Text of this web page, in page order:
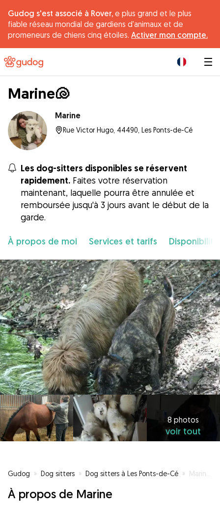
Gudog s'est associé à Rover, e plus grand et le plus
fiable réseau mondial de gardiens d'animaux et de
promeneurs de chiens cinq étoiles. Activer mon compte.
Marine🐚
Marine
Rue Victor Hugo, 44490, Les Ponts-de-Cé
Les dog-sitters disponibles se réservent
rapidement. Faites votre réservation
maintenant, laquelle pourra être annulée et
remboursée jusqu'à 3 jours avant le début de la
garde.
À propos de moi Services et tarifs Disponibilité
8 photos
voir tout
Gudog » Dog sitters » Dog sitters à Les Ponts-de-Cé » Marine🐚
À propos de Marine